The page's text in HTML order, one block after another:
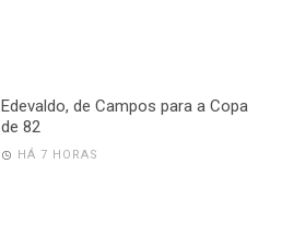
Edevaldo, de Campos para a Copa
de 82
HÁ 7 HORAS